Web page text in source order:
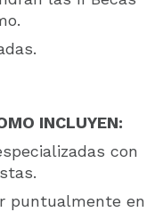
INCLUYEN:
con
puntualmente en